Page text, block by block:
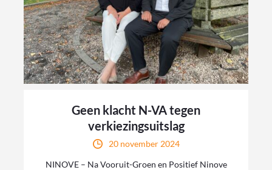
Geen klacht N-VA tegen
verkiezingsuitslag
20 november 2024
NINOVE – Na Vooruit-Groen en Positief Ninove